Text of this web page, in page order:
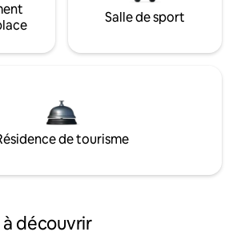
Salle de sport
de tourisme
découvrir